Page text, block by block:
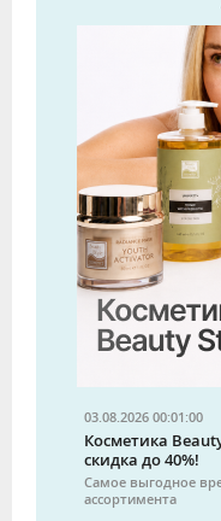
03.08.2026 00:01:00
Косметика
скидка до 40%!
Самое выгодное
ассортимента